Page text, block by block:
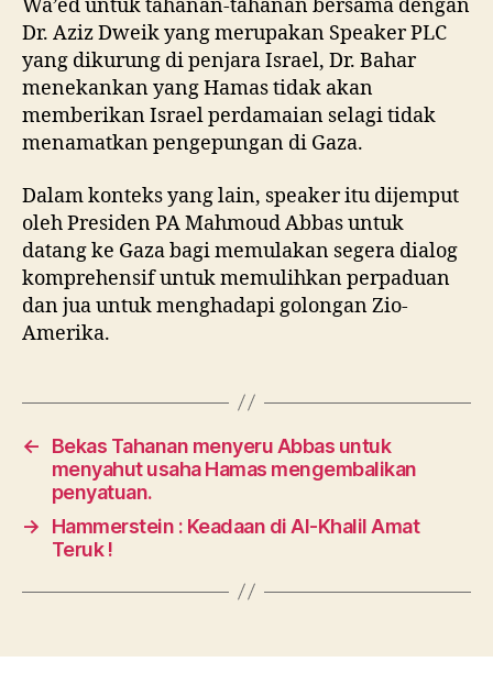
Wa’ed untuk tahanan-tahanan bersama dengan
Dr. Aziz Dweik yang merupakan Speaker PLC
yang dikurung di penjara Israel, Dr. Bahar
menekankan yang Hamas tidak akan
memberikan Israel perdamaian selagi tidak
menamatkan pengepungan di Gaza.
Dalam konteks yang lain, speaker itu dijemput
oleh Presiden PA Mahmoud Abbas untuk
datang ke Gaza bagi memulakan segera dialog
komprehensif untuk memulihkan perpaduan
dan jua untuk menghadapi golongan Zio-
Amerika.
←
Bekas Tahanan menyeru Abbas untuk
menyahut usaha Hamas mengembalikan
penyatuan.
→
Hammerstein : Keadaan di Al-Khalil Amat
Teruk !